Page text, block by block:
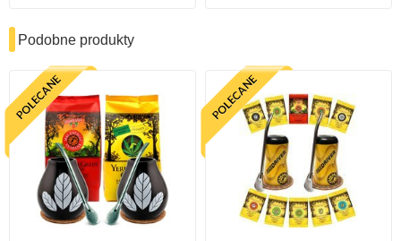
Podobne produkty